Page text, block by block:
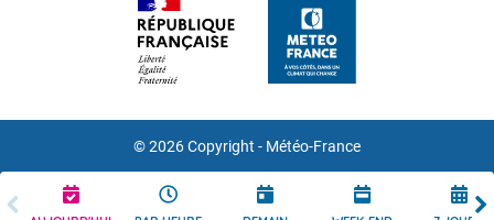
© 2026 Copyright - Météo-France